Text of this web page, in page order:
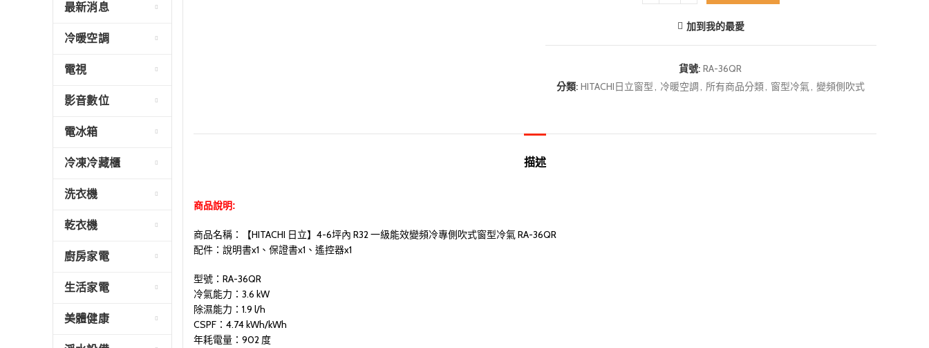
加到我的最愛
貨號: RA-36QR
分類: HITACHI日立窗型, 冷暖空調, 所有商品分類, 窗型冷氣, 變頻側吹式
描述
商品說明:
商品名稱：【HITACHI 日立】4-6坪內 R32 一級能效變頻冷專側吹式窗型冷氣 RA-36QR
配件：說明書x1、保證書x1、遙控器x1
型號：RA-36QR
冷氣能力：3.6 kW
除濕能力：1.9 l/h
CSPF：4.74 kWh/kWh
年耗電量：902 度
最新消息
冷暖空調
電視
影音數位
電冰箱
冷凍冷藏櫃
洗衣機
乾衣機
廚房家電
生活家電
美體健康